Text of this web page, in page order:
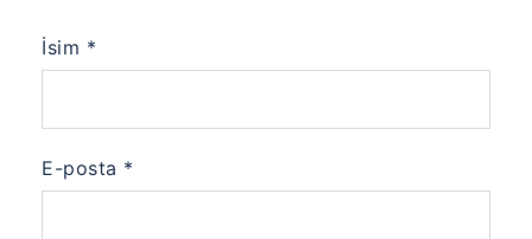
İsim *
E-posta *